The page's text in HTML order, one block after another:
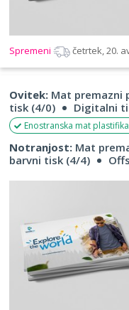
Spremeni četrtek, 20.
Ovitek: Mat premazni
tisk (4/0)
Digitalni
Enostranska mat
Notranjost: Mat
barvni tisk (4/4)